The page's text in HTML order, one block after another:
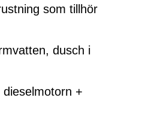
som tillhör
dusch i
+